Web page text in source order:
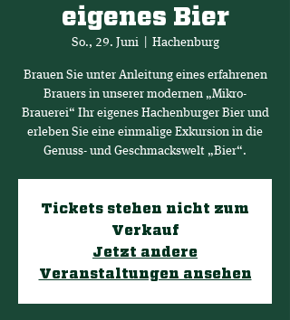
eigenes Bier
So., 29. Juni
  |
Hachenburg
Brauen Sie unter Anleitung eines erfahrenen
Brauers in unserer modernen „Mikro-
Brauerei“ Ihr eigenes Hachenburger Bier und
erleben Sie eine einmalige Exkursion in die
Genuss- und Geschmackswelt „Bier“.
Tickets stehen nicht zum
Verkauf
Jetzt andere
Veranstaltungen ansehen